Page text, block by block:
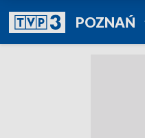
POZNAŃ
TVP